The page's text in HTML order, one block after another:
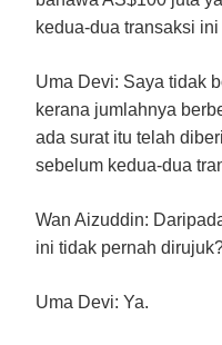
kedua-dua transaksi
Uma Devi: Saya tidak
kerana jumlahnya
ada surat itu telah
sebelum kedua-dua
Wan Aizuddin:
ini tidak pernah
Uma Devi: Ya.